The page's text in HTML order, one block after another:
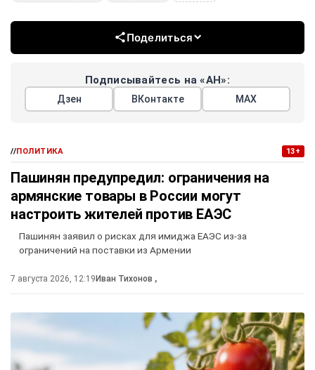
Поделиться
Подписывайтесь на «АН»:
Дзен ВКонтакте МАХ
//ПОЛИТИКА 13+
Пашинян предупредил: ограничения на
армянские товары в России могут
настроить жителей против ЕАЭС
Пашинян заявил о рисках для имиджа ЕАЭС из-за
ограничений на поставки из Армении
7 августа 2026, 12:19Иван Тихонов ,